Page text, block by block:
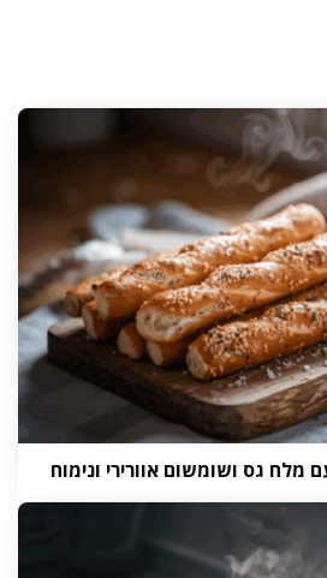
מלח גס ושומשום אוורירי ונימוח